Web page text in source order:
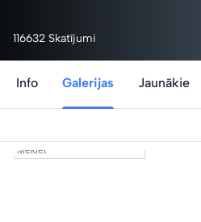
116632 Skatījumi
Info Galerijas Jaunākie